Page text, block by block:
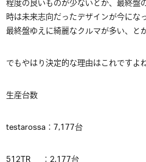
程度の良いものが少ないとか、最終
時は未来志向だったデザインが今にな
最終盤ゆえに綺麗なクルマが多い、と
でもやはり決定的な理由はこれですよ
生産台数
testarossa：7,177台